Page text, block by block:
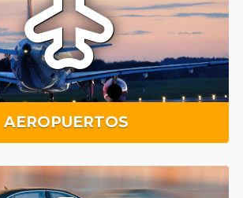
AEROPUERTOS